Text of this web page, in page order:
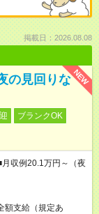
掲載日：2026.08.08
NEW
の見回りな
ブランクOK
収例20.1万円～（夜
支給（規定あ